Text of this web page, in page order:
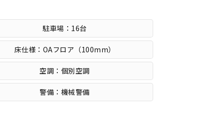
駐車場：16台
床仕様：OAフロア（100mm）
空調：個別空調
警備：機械警備